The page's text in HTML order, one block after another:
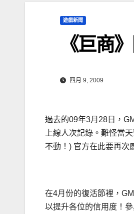
遊戲新聞
《巨商
四月 9, 2009
過去的09年3月28日，
上線人次記錄。難怪當
不動！) 官方在此要再次
在4月份的復活節裡，
以提升各位的信用度！